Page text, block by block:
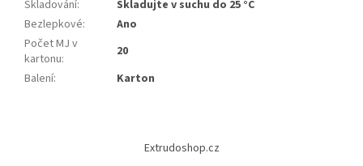
Skladování:
Skladujte v suchu do 25 °C
Bezlepkové:
Ano
Počet MJ v
kartonu:
20
Balení: Karton
Extrudoshop.cz